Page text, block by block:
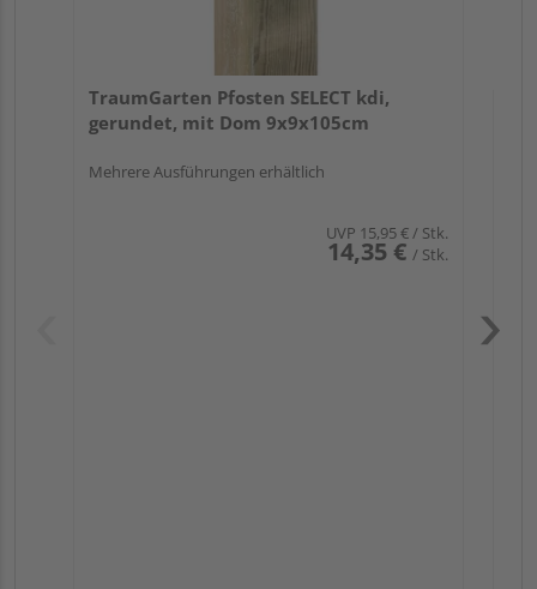
TraumGarten Pfosten SELECT kdi,
gerundet, mit Dom 9x9x105cm
Mehrere Ausführungen erhältlich
UVP 15,95 €/ Stk.
14,35 € / Stk.